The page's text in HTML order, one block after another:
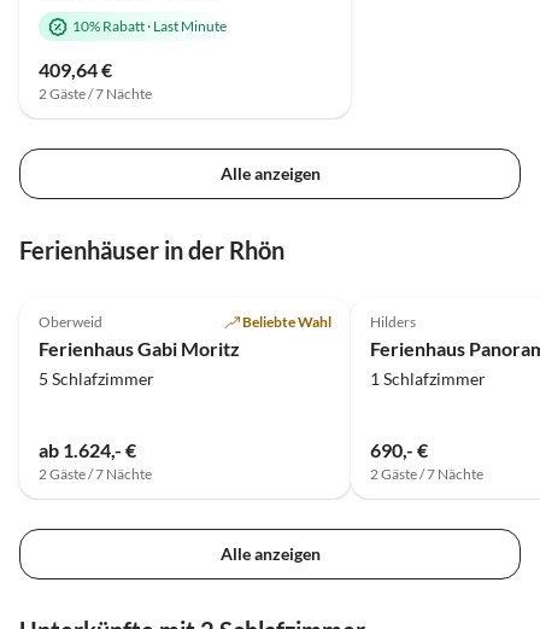
10% Rabatt· Last Minute
409,64 €
2 Gäste / 7 Nächte
Alle anzeigen
Ferienhäuser in der Rhön
Oberweid Beliebte Wahl
Ferienhaus Gabi Moritz
5 Schlafzimmer
ab 1.624,- €
2 Gäste / 7 Nächte
Hilders
Ferienhaus
1 Schlafzimmer
690,- €
2 Gäste / 7 Nächte
Alle anzeigen